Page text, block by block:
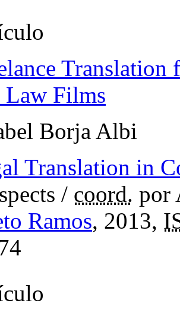
Law Films
Borja Albi
Translation in
/ coord. por
Ramos, 2013,